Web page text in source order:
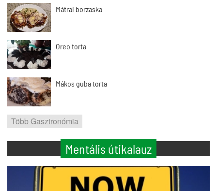
Mátrai borzaska
Oreo torta
Mákos guba torta
Több Gasztronómia
Mentális útikalauz